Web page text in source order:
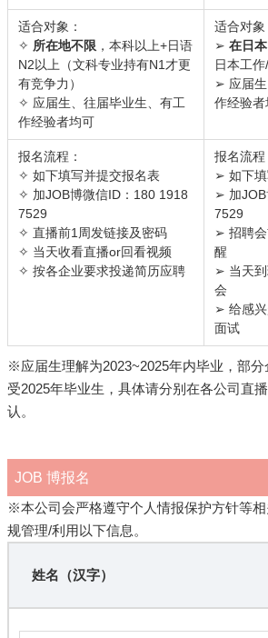
适合对象：
✧ 所在地不限 ，本科以上+日语
N2以上（文科专业持有N1才更
有竞争力）
✧ 应届生、往届毕业生、有工
作经验者均可
适合对象
➢ 在日本
日本工
➢ 应届
作经验者
报名流程：
✧ 如下填写并提交报名表
✧ 加JOB博微信ID：180 1918
7529
✧ 直播前1周发链接及密码
✧ 当天收看直播or回看视频
✧ 按各企业要求投递简历应聘
报名流程
➢ 如下
➢ 加
7529
➢ 招聘
醒
➢ 当天
会
➢ 给感
面试
※应届生理解为2023~2025年内毕业，部
受2025年毕业生，具体请分别在各公司直
认。
JOB 博报名
※本公司会严格遵守个人情报保护方针等
规管理/利用以下信息。
姓名（汉字）